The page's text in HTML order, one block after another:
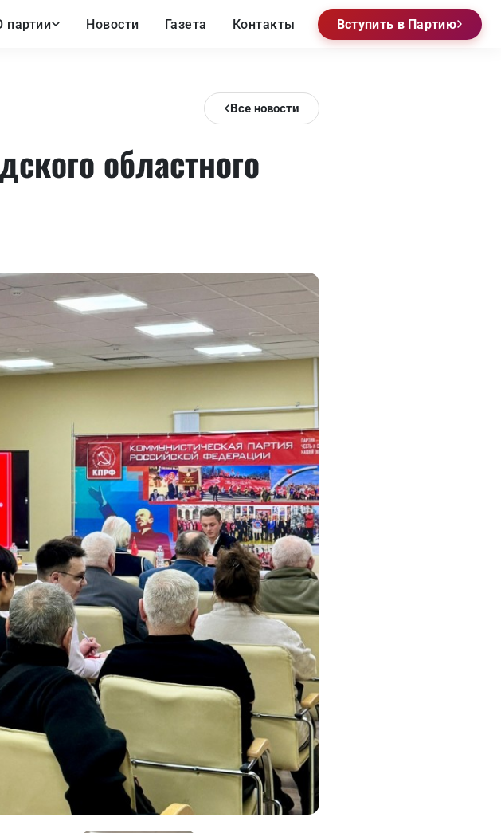
партии Новости Газета Контакты Вступить в Партию
Все новости
областного